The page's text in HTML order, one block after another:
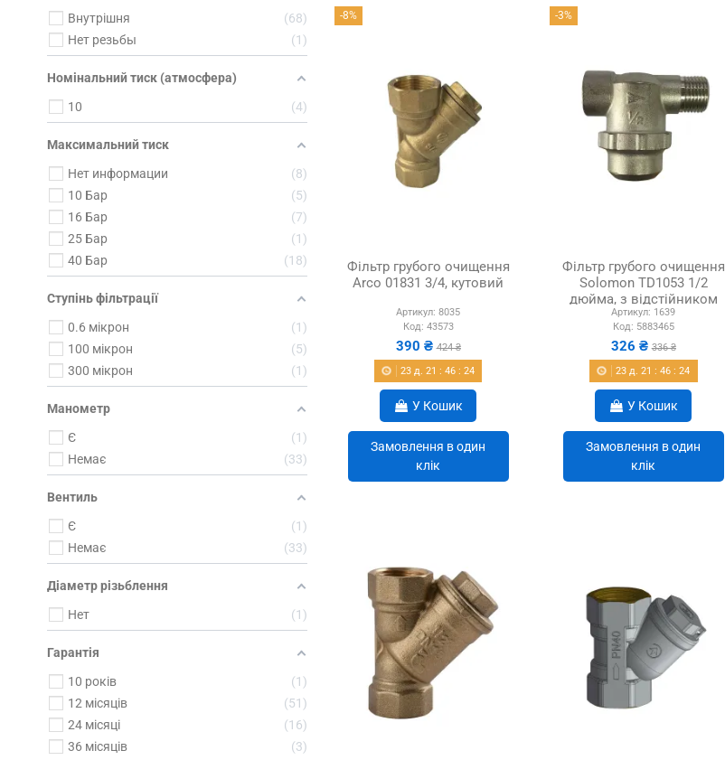
-8%
Фільтр грубого очищення
Arco 01831 3/4, кутовий
Артикул: 8035
Код: 43573
390 ₴424 ₴
23 д. 21 :46 :22
У Кошик
Замовлення в один
клік
-3%
Фільтр грубого очищення
Solomon TD1053 1/2
дюйма, з відстійником
Артикул: 1639
Код: 5883465
326 ₴336 ₴
23 д. 21 :46 :22
У Кошик
Замовлення в один
клік
Внутрішня
68
Нет резьбы
1
Номінальний тиск (атмосфера)
10
4
Максимальний тиск
Нет информации
8
10 Бар
5
16 Бар
7
25 Бар
1
40 Бар
18
Ступінь фільтрації
0.6 мікрон
1
100 мікрон
5
300 мікрон
1
Манометр
Є
1
Немає
33
Вентиль
Є
1
Немає
33
Діаметр різьблення
Нет
1
Гарантія
10 років
1
12 місяців
51
24 місяці
16
36 місяців
3